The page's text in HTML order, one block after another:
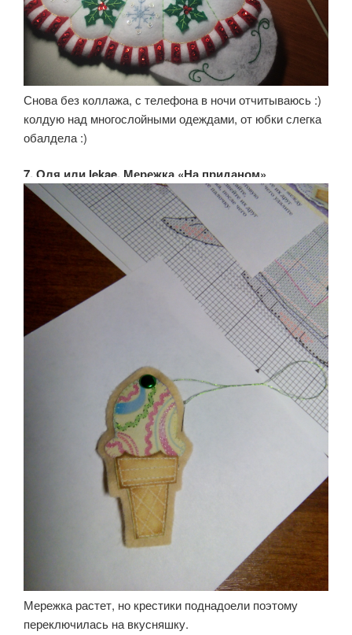
Снова без коллажа, с телефона в ночи отчитываюсь :)
колдую над многослойными одеждами, от юбки слегка
обалдела :)
7. Оля или lekae, Мережка «На приданом»
Мережка растет, но крестики поднадоели поэтому
переключилась на вкусняшку.